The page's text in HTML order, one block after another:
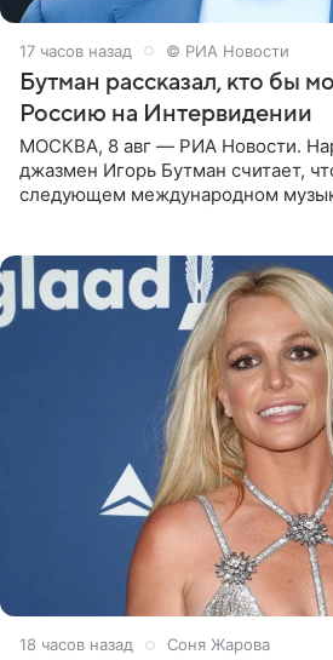
17 часов назад © РИА Новости
Бутман рассказал, кто бы
Россию на Интервидении
МОСКВА, 8 авг — РИА Новости.
джазмен Игорь Бутман считает,
следующем международном
18 часов назад Соня Жарова